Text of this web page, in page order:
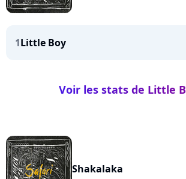
1Little Boy
Voir les stats de Little
Shakalaka